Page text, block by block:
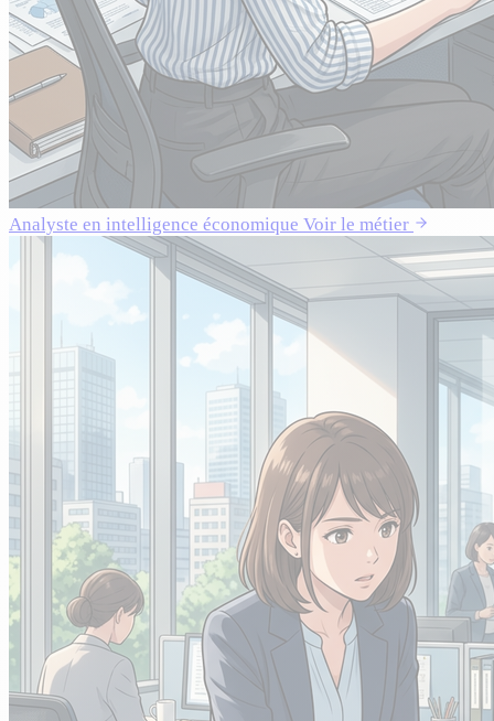
Analyste en intelligence économique Voir le métier